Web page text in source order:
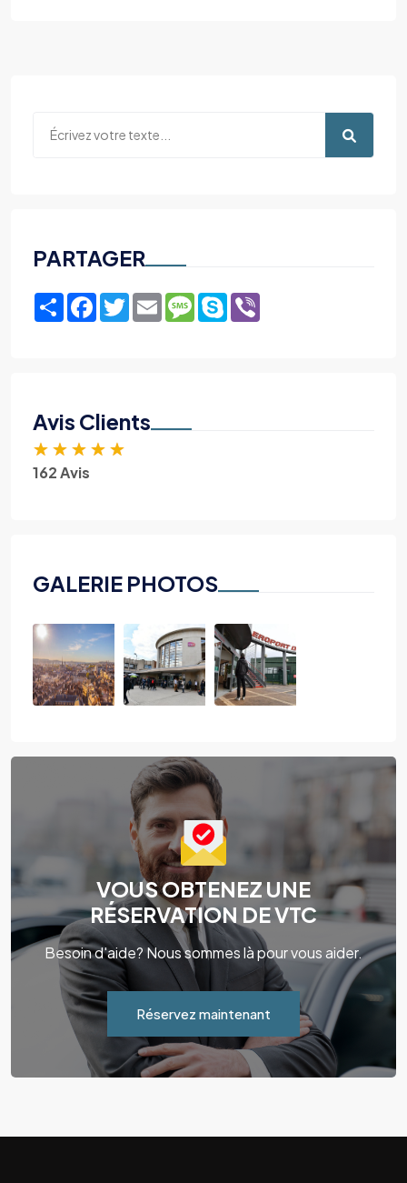
PARTAGER
ShareFacebook
TwitterEmailMessage
Skype
Avis Clients
★ ★ ★ ★ ★
162 Avis
GALERIE PHOTOS
VOUS OBTENEZ UNE
RÉSERVATION DE VTC
Besoin d'aide? Nous sommes là pour vous aider.
Réservez maintenant